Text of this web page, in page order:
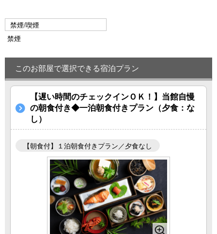
禁煙/喫煙
禁煙
このお部屋で選択できる宿泊プラン
【遅い時間のチェックインＯＫ！】当館自慢
の朝食付き◆一泊朝食付きプラン（夕食：な
し）
【朝食付】１泊朝食付きプラン／夕食なし